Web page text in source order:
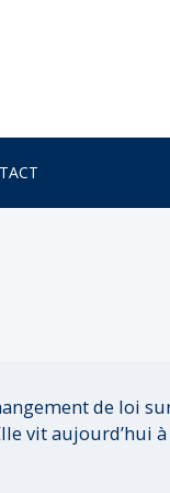
de loi
vit aujourd’hui